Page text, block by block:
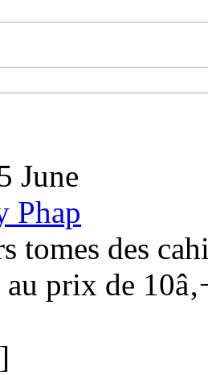
June
Phap
tomes des
prix de
]